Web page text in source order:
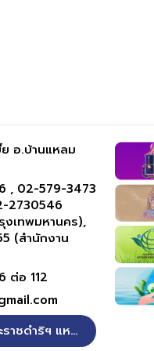
อ.บ้านแหลม
, 02-579-3473
2730546
งเทพมหานคร),
(สำนักงาน
ต่อ 112
ำริฯ แหลมผักเบี้ย